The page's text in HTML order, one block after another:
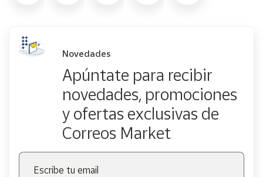
Novedades
Apúntate para recibir
novedades, promociones
y ofertas exclusivas de
Correos Market
Escribe tu email